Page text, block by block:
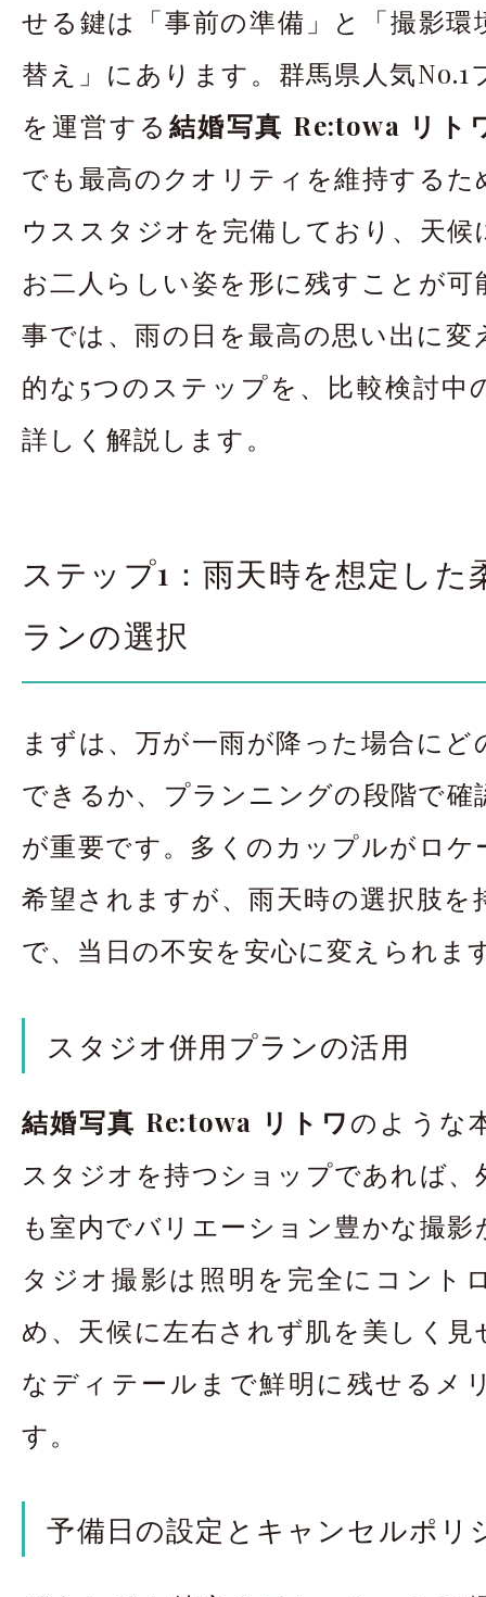
せる鍵は「事前の準備」と「撮影環
替え」にあります。群馬県人気
を運営する 結婚写真 Re:towa リト
でも最高のクオリティを維持するた
ウススタジオを完備しており、天候
お二人らしい姿を形に残すことが可
事では、雨の日を最高の思い出に変
的な5つのステップを、比較検討中
詳しく解説します。
ステップ1：雨天時を想定した
ランの選択
まずは、万が一雨が降った場合に
できるか、プランニングの段階で確
が重要です。多くのカップルがロケ
希望されますが、雨天時の選択肢を
で、当日の不安を安心に変えられま
スタジオ併用プランの活用
結婚写真 Re:towa リトワのような
スタジオを持つショップであれば
も室内でバリエーション豊かな撮
タジオ撮影は照明を完全にコント
め、天候に左右されず肌を美しく見
なディテールまで鮮明に残せるメ
す。
予備日の設定とキャンセルポリ